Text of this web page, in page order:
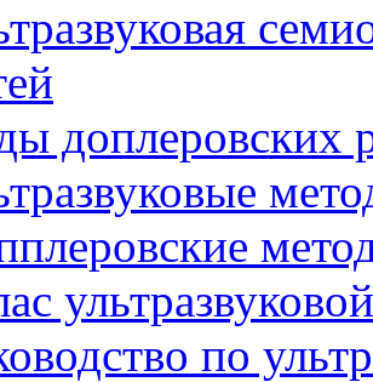
доплеровских
по